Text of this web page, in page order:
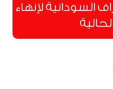
السودانية لإنهاء